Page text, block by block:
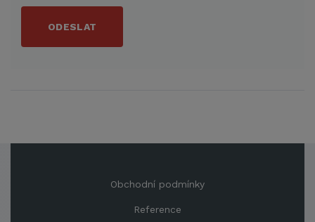
ODESLAT
Obchodní podmínky
Reference